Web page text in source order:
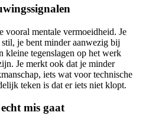
vooral mentale vermoeidheid. Je
je bent minder aanwezig bij
kleine tegenslagen op het werk
Je merkt ook dat je minder
iets wat voor technische
teken is dat er iets niet klopt.
mis gaat